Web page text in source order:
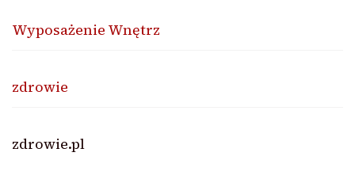
Wyposażenie Wnętrz
zdrowie
zdrowie.pl